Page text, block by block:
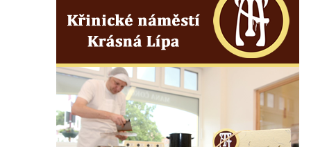
Třebušíně
Pamětní deska Johanna Nepomuka
Fischera na domě čp. 5/16 na třídě 9.
května v Rumburku
Pamětní deska Johanna Neumanna
severně od Tokáně
Obrázek svatého Huberta na buku svatého